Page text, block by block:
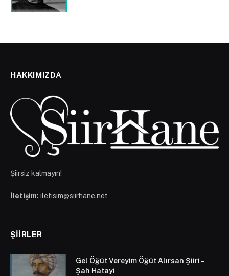
HAKKIMIZDA
Şiirsiz kalmayın!
İletişim: iletisim@siirhane.net
ŞIIRLER
Gel Öğüt Vereyim Öğüt Alırsan Şiiri –
Şah Hatayi